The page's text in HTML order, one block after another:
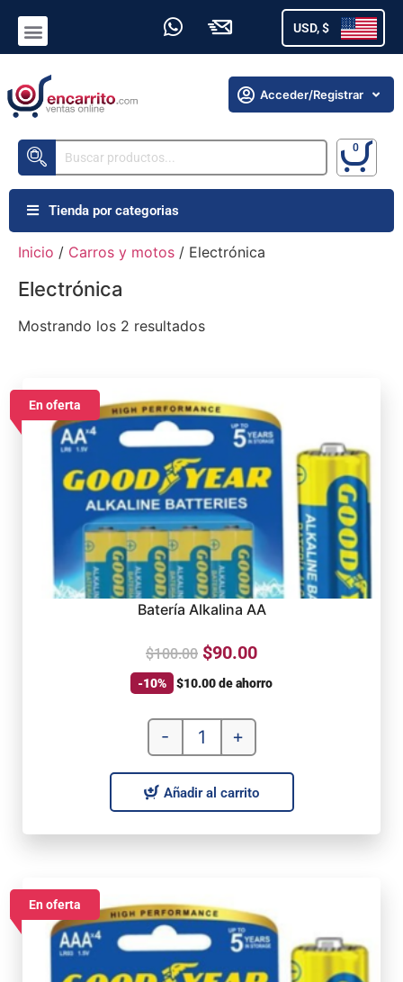
USD, $
Tienda por categorias
Acceder/Registrar
Inicio / Carros y motos / Electrónica
Electrónica
Mostrando los 2 resultados
En oferta
Batería Alkalina AA
$100.00 $90.00
-10% $10.00de ahorro
- +
Añadir al carrito
En oferta